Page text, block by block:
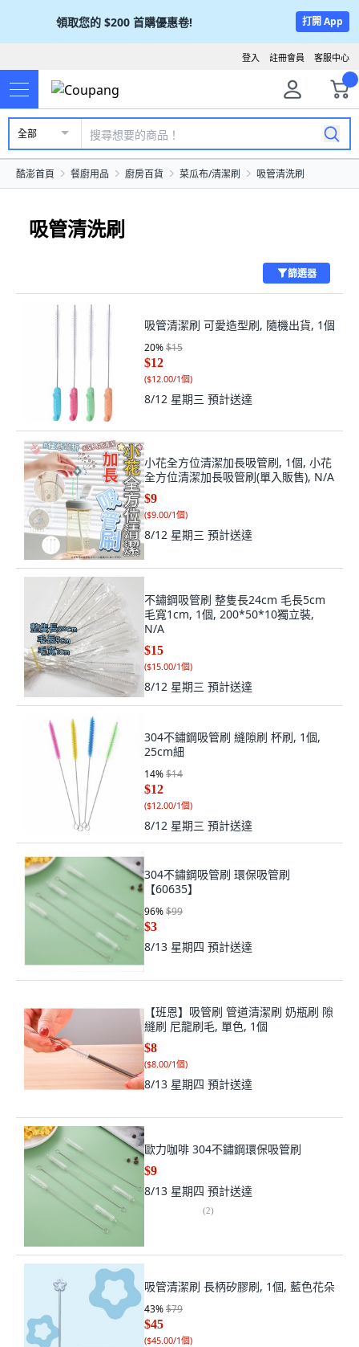
領取您的 $200 首購優惠卷! 打開 App
客服中心
註冊會員
登入
全部
酷澎首頁 餐廚用品 廚房百貨 菜瓜布/清潔刷 吸管清洗刷
吸管清洗刷
篩選器
吸管清潔刷 可愛造型刷, 隨機出貨, 1個
20%$15
$12
($12.00/1個)
8/12 星期三 預計送達
小花全方位清潔加長吸管刷, 1個, 小花
全方位清潔加長吸管刷(單入販售), N/A
$9
($9.00/1個)
8/12 星期三 預計送達
不鏽鋼吸管刷 整隻長24cm 毛長5cm
毛寬1cm, 1個, 200*50*10獨立裝,
N/A
$15
($15.00/1個)
8/12 星期三 預計送達
304不鏽鋼吸管刷 縫隙刷 杯刷, 1個,
25cm細
14%$14
$12
($12.00/1個)
8/12 星期三 預計送達
304不鏽鋼吸管刷 環保吸管刷
【60635】
96%$99
$3
8/13 星期四 預計送達
【班恩】吸管刷 管道清潔刷 奶瓶刷 隙
縫刷 尼龍刷毛, 單色, 1個
$8
($8.00/1個)
8/13 星期四 預計送達
歐力咖啡 304不鏽鋼環保吸管刷
$9
8/13 星期四 預計送達
(2)
吸管清潔刷 長柄矽膠刷, 1個, 藍色花朵
43%$79
$45
($45.00/1個)